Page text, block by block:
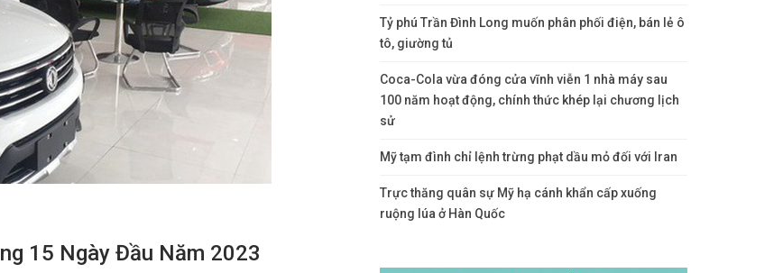
15 Ngày Đầu Năm 2023
Tỷ phú Trần Đình Long muốn phân phối điện, bán lẻ ô
tô, giường tủ
Coca-Cola vừa đóng cửa vĩnh viễn 1 nhà máy sau
100 năm hoạt động, chính thức khép lại chương lịch
sử
Mỹ tạm đình chỉ lệnh trừng phạt dầu mỏ đối với Iran
Trực thăng quân sự Mỹ hạ cánh khẩn cấp xuống
ruộng lúa ở Hàn Quốc